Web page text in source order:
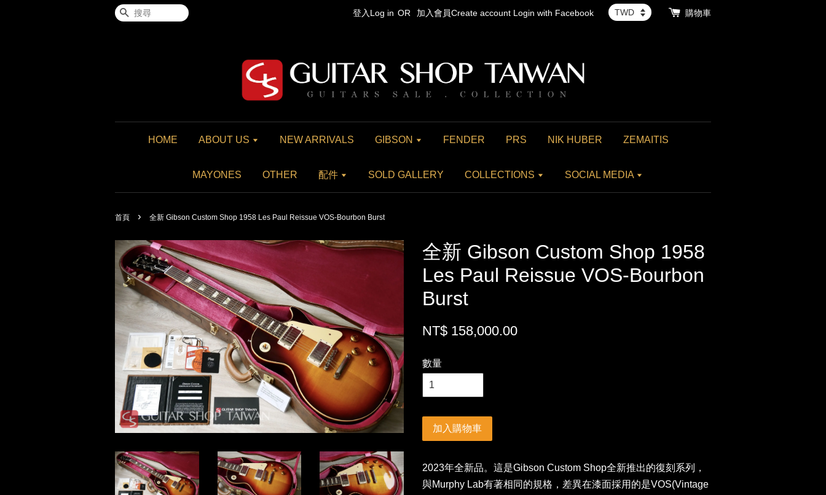
搜尋 登入Log in OR 加入會員Create account Login with Facebook 購物車
HOME ABOUT US NEW ARRIVALS GIBSON FENDER PRS NIK HUBER ZEMAITIS
MAYONES OTHER 配件 SOLD GALLERY COLLECTIONS SOCIAL MEDIA
首頁 › 全新 Gibson Custom Shop 1958 Les Paul Reissue VOS-Bourbon Burst
全新 Gibson Custom Shop 1958
Les Paul Reissue VOS-Bourbon
Burst
NT$ 158,000.00
數量
加入購物車
2023年全新品。這是Gibson Custom Shop全新推出的復刻系列，
與Murphy Lab有著相同的規格，差異在漆面採用的是VOS(Vintage